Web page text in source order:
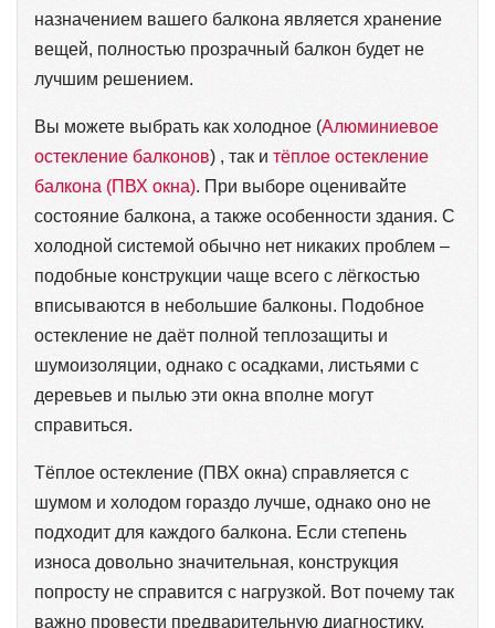
назначением вашего балкона является хранение
вещей, полностью прозрачный балкон будет не
лучшим решением.
Вы можете выбрать как холодное (Алюминиевое
остекление балконов) , так и тёплое остекление
балкона (ПВХ окна). При выборе оценивайте
состояние балкона, а также особенности здания. С
холодной системой обычно нет никаких проблем –
подобные конструкции чаще всего с лёгкостью
вписываются в небольшие балконы. Подобное
остекление не даёт полной теплозащиты и
шумоизоляции, однако с осадками, листьями с
деревьев и пылью эти окна вполне могут
справиться.
Тёплое остекление (ПВХ окна) справляется с
шумом и холодом гораздо лучше, однако оно не
подходит для каждого балкона. Если степень
износа довольно значительная, конструкция
попросту не справится с нагрузкой. Вот почему так
важно провести предварительную диагностику.